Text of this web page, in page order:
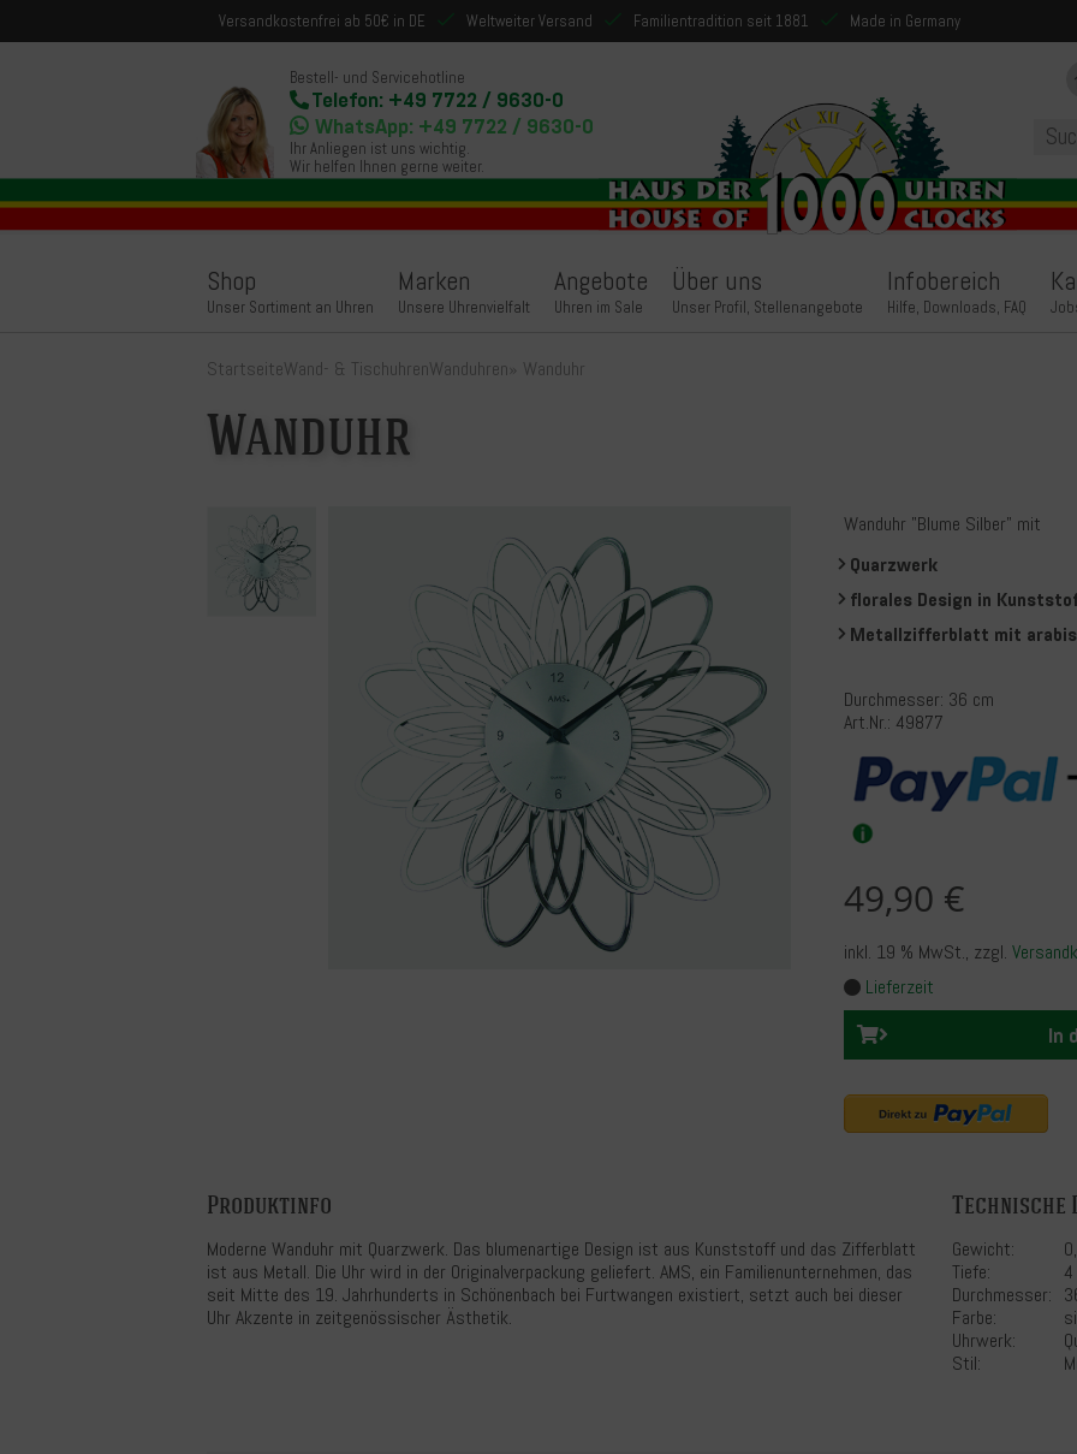
Versandkostenfrei ab 50€ in DE Weltweiter Versand Familientradition seit 1881 Made in Germany
Bestell- und Servicehotline
Telefon: +49 7722 / 9630-0
WhatsApp: +49 7722 / 9630-0
Ihr Anliegen ist uns wichtig.
Wir helfen Ihnen gerne weiter.
Shop
Unser Sortiment an Uhren
Marken
Unsere Uhrenvielfalt
Angebote
Uhren im Sale
Über uns
Unser Profil, Stellenangebote
Infobereich
Hilfe, Downloads, FAQ
StartseiteWand- & TischuhrenWanduhren» Wanduhr
Wanduhr
Wanduhr "Blume Silber" mit
Quarzwerk
florales Design in
Metallzifferblatt mit
Durchmesser: 36 cm
Art.Nr.: 49877
49,90 €
inkl. 19 % MwSt., zzgl.
Lieferzeit
In
Produktinfo
Moderne Wanduhr mit Quarzwerk. Das blumenartige Design ist aus Kunststoff und das Zifferblatt
ist aus Metall. Die Uhr wird in der Originalverpackung geliefert. AMS, ein Familienunternehmen, das
seit Mitte des 19. Jahrhunderts in Schönenbach bei Furtwangen existiert, setzt auch bei dieser
Uhr Akzente in zeitgenössischer Ästhetik.
Technische
Gewicht:
Tiefe:
Durchmesser:
Farbe:
Uhrwerk:
Stil: